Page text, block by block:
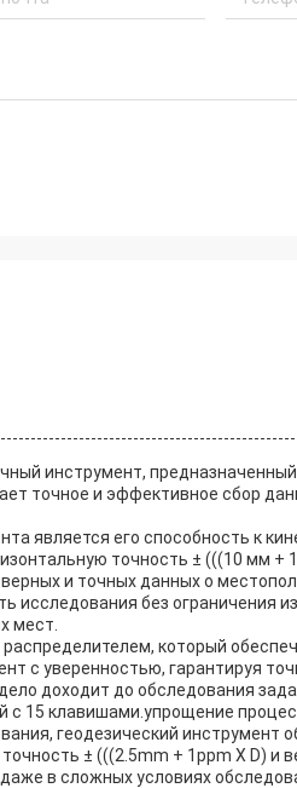
инструмент,
точное и эффективное сбор
является его способность к
точность ± (((10 мм +
и точных данных о
без ограничения
мест.
который
с уверенностью, гарантируя
доходит до обследования
с 15 клавишами.упрощение
геодезический инструмент
± (((2.5mm + 1ppm X D) и
в сложных условиях